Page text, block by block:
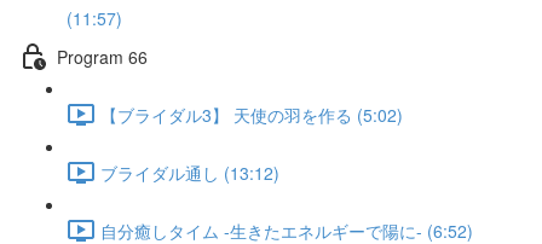
(11:57)
Program 66
【ブライダル3】 天使の羽を作る (5:02)
ブライダル通し (13:12)
自分癒しタイム -生きたエネルギーで陽に- (6:52)